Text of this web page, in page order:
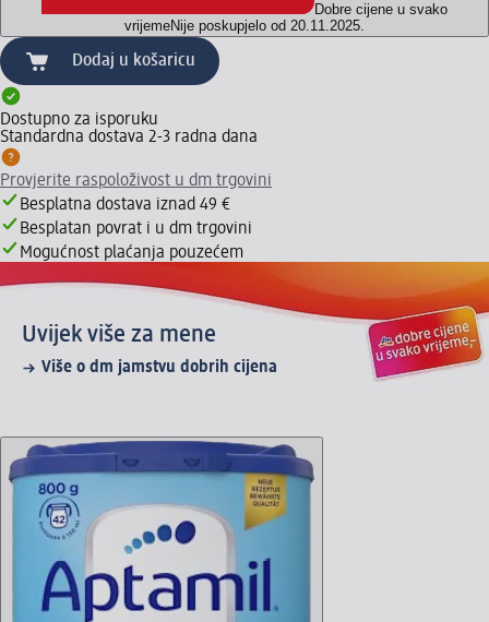
Dobre cijene u svako
vrijemeNije poskupjelo od 20.11.2025.
Dodaj u košaricu
Dostupno za isporuku
Standardna dostava 2-3 radna dana
Provjerite raspoloživost u dm trgovini
Besplatna dostava iznad 49 €
Besplatan povrat i u dm trgovini
Mogućnost plaćanja pouzećem
Uvijek više za mene
Više o dm jamstvu dobrih cijena